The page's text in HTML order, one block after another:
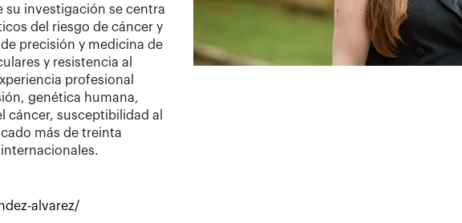
su investigación se centra
del riesgo de cáncer y
precisión y medicina de
y resistencia al
profesional
genética humana,
susceptibilidad al
más de treinta
alvarez/